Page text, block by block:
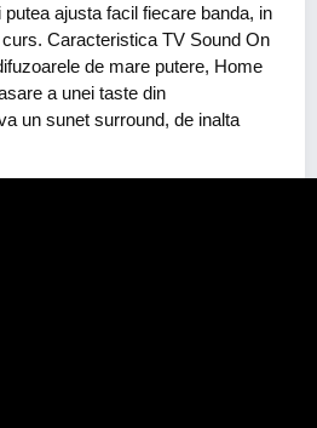
ajusta facil fiecare banda, in
Caracteristica TV Sound On
de mare putere, Home
a unei taste din
un sunet surround, de inalta